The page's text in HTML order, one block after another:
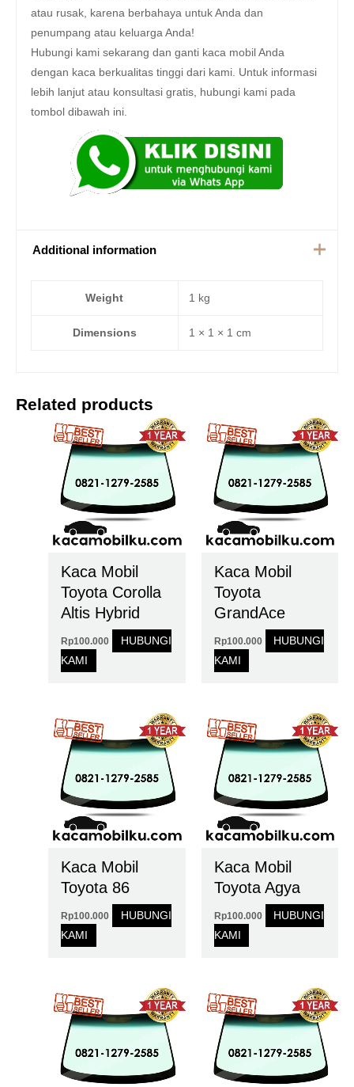
atau rusak, karena berbahaya untuk Anda dan
penumpang atau keluarga Anda!
Hubungi kami sekarang dan ganti kaca mobil Anda
dengan kaca berkualitas tinggi dari kami. Untuk informasi
lebih lanjut atau konsultasi gratis, hubungi kami pada
tombol dibawah ini.
Additional information
Weight 1 kg
Dimensions 1 × 1 × 1 cm
Related products
Kaca Mobil
Toyota Corolla
Altis Hybrid
Rp100.000
HUBUNGI
KAMI
Kaca Mobil
Toyota
GrandAce
Rp100.000
HUBUNGI
KAMI
Kaca Mobil
Toyota 86
Rp100.000
HUBUNGI
KAMI
Kaca Mobil
Toyota Agya
Rp100.000
HUBUNGI
KAMI